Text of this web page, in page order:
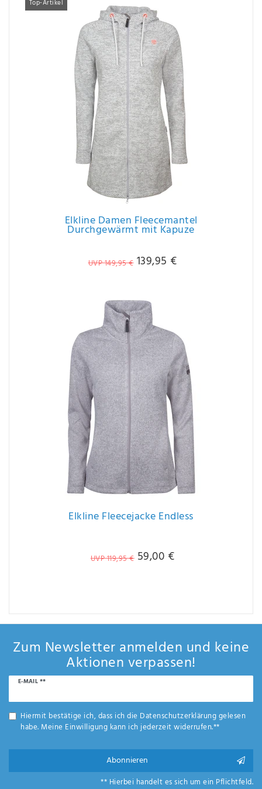
Top-Artikel
Elkline Damen Fleecemantel
Durchgewärmt mit Kapuze
UVP 149,95 € 139,95 €
Elkline Fleecejacke Endless
UVP 119,95 € 59,00 €
Zum Newsletter anmelden und keine
Aktionen verpassen!
E-MAIL **
Newsletter
Hiermit bestätige ich, dass ich die Daten­schutz­erklärunggelesen
habe. Meine Einwilligung kann ich jederzeit widerrufen.**
Abonnieren
** Hierbei handelt es sich um ein Pflichtfeld.